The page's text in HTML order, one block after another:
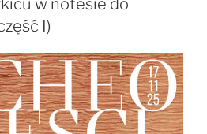
w notesie do
I)